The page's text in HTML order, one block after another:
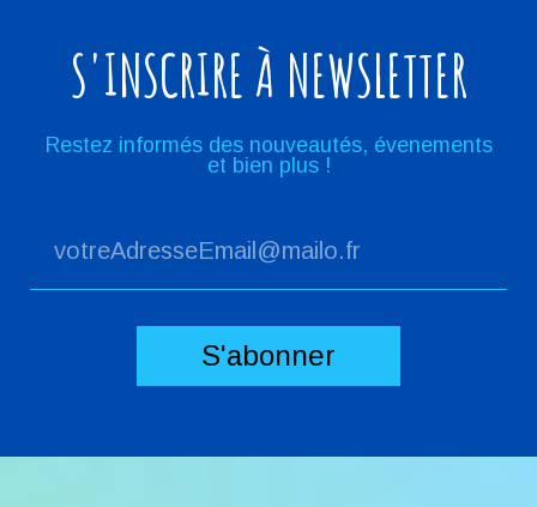
S'INSCRIRE À NEWSLETTER
Restez informés des nouveautés, évenements
et bien plus !